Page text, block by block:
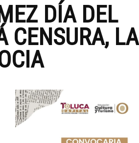
DÍA DEL
CENSURA, LA